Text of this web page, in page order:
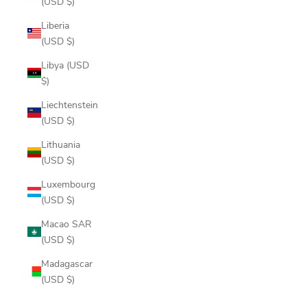
Liberia
(USD $)
Libya (USD
$)
Liechtenstein
(USD $)
Lithuania
(USD $)
Luxembourg
(USD $)
Macao SAR
(USD $)
Madagascar
(USD $)